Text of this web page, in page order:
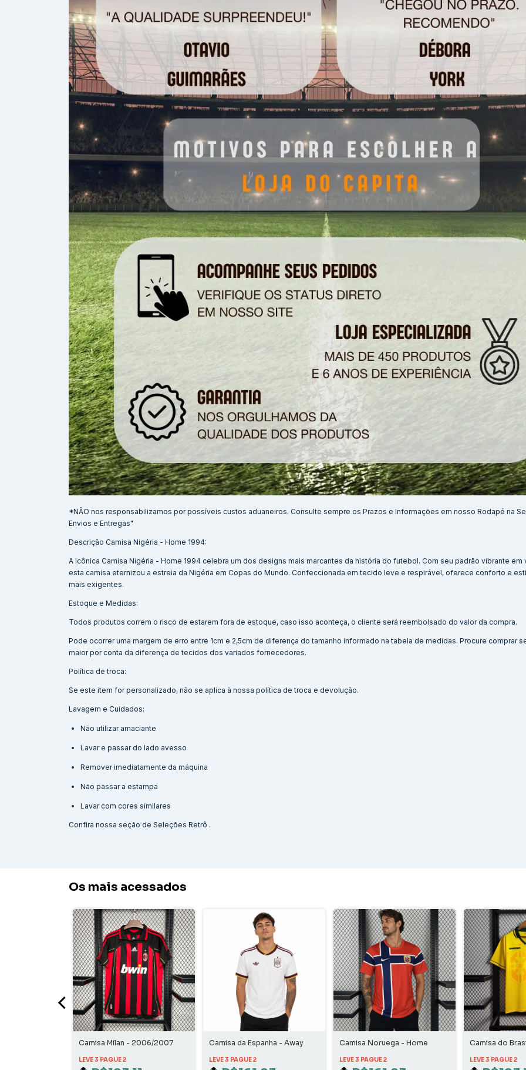
*NÃO nos responsabilizamos por possíveis custos aduaneiros. Consulte sempre os Prazos e Informações em nosso Rodapé na
Envios e Entregas"
Descrição Camisa Nigéria - Home 1994:
A icônica Camisa Nigéria - Home 1994 celebra um dos designs mais marcantes da história do futebol. Com seu padrão vibrante em
esta camisa eternizou a estreia da Nigéria em Copas do Mundo. Confeccionada em tecido leve e respirável, oferece conforto e
mais exigentes.
Estoque e Medidas:
Todos produtos correm o risco de estarem fora de estoque, caso isso aconteça, o cliente será reembolsado do valor da compra.
Pode ocorrer uma margem de erro entre 1cm e 2,5cm de diferença do tamanho informado na tabela de medidas. Procure comprar
maior por conta da diferença de tecidos dos variados fornecedores.
Política de troca:
Se este item for personalizado, não se aplica à nossa política de troca e devolução.
Lavagem e Cuidados:
Não utilizar amaciante
Lavar e passar do lado avesso
Remover imediatamente da máquina
Não passar a estampa
Lavar com cores similares
Confira nossa seção de Seleções Retrô .
Os mais acessados
Camisa Milan - 2006/2007
LEVE 3 PAGUE 2
Camisa da Espanha - Away
LEVE 3 PAGUE 2
Camisa Noruega - Home
LEVE 3 PAGUE 2
Camisa do
LEVE 3 PAGUE 2